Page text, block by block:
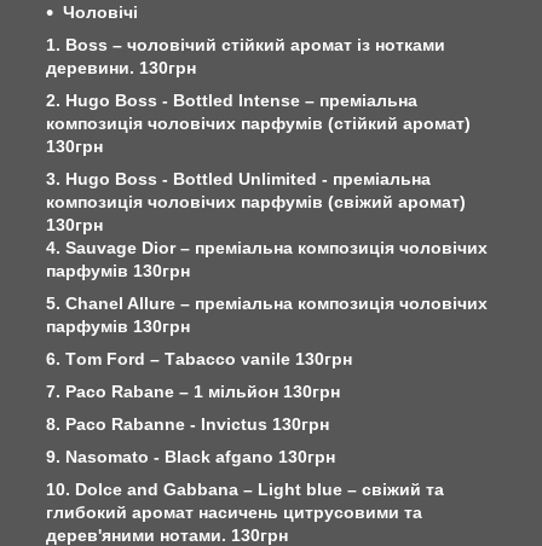
Чоловічі
1. Boss – чоловічий стійкий аромат із нотками
деревини. 130грн
2. Hugo Boss - Bottled Intense – преміальна
композиція чоловічих парфумів (стійкий аромат)
130грн
3. Hugo Boss - Bottled Unlimited - преміальна
композиція чоловічих парфумів (свіжий аромат)
130грн
4. Sauvage Dior – преміальна композиція чоловічих
парфумів 130грн
5. Chanel Allure – преміальна композиція чоловічих
парфумів 130грн
6. Тom Ford – Тabacco vanile 130грн
7. Paco Rabane – 1 мільйон 130грн
8. Paco Rabanne - Invictus 130грн
9. Nasomato - Black afgano 130грн
10. Dolce and Gabbana – Light blue – свіжий та
глибокий аромат насичень цитрусовими та
дерев'яними нотами. 130грн